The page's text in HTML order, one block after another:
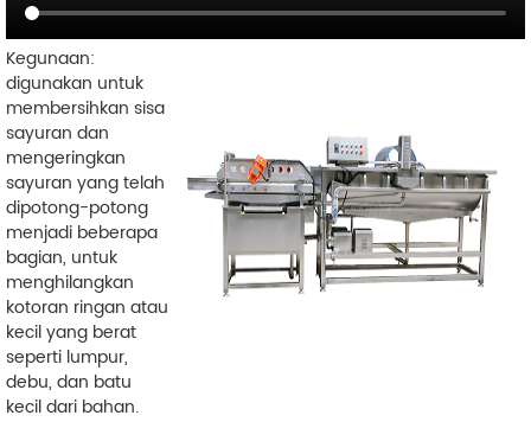
Kegunaan:
digunakan untuk
membersihkan sisa
sayuran dan
mengeringkan
sayuran yang telah
dipotong-potong
menjadi beberapa
bagian, untuk
menghilangkan
kotoran ringan atau
kecil yang berat
seperti lumpur,
debu, dan batu
kecil dari bahan.